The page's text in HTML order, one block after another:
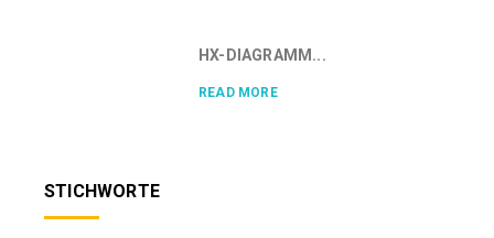
HX-DIAGRAMM...
READ MORE
STICHWORTE